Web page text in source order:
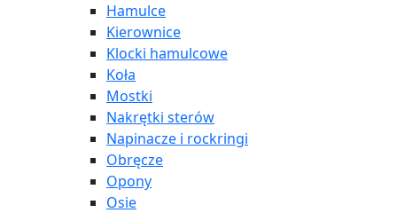
Hamulce
Kierownice
Klocki hamulcowe
Koła
Mostki
Nakrętki sterów
Napinacze i rockringi
Obręcze
Opony
Osie